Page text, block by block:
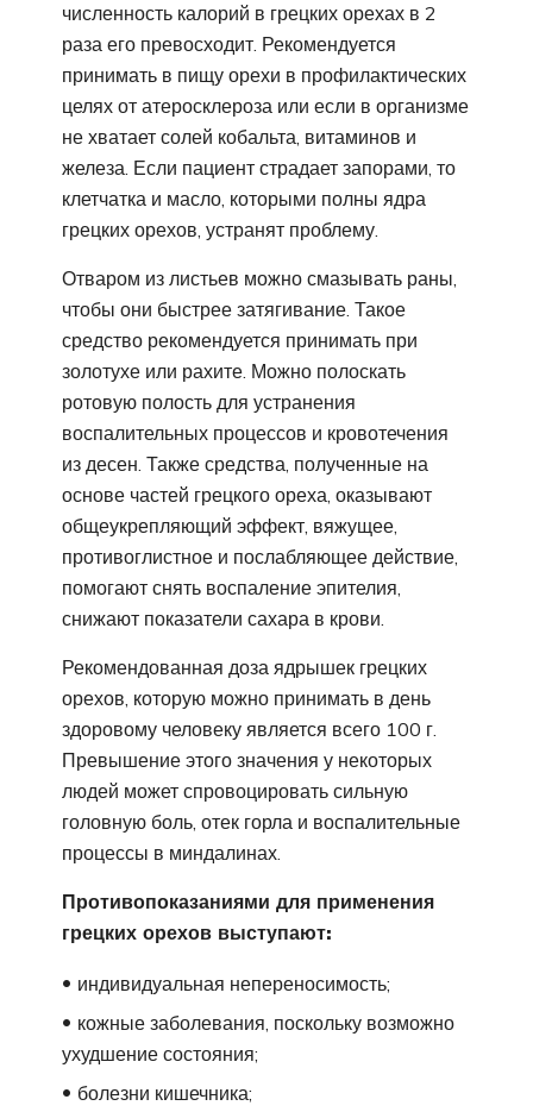
численность калорий в грецких орехах в 2
раза его превосходит. Рекомендуется
принимать в пищу орехи в профилактических
целях от атеросклероза или если в организме
не хватает солей кобальта, витаминов и
железа. Если пациент страдает запорами, то
клетчатка и масло, которыми полны ядра
грецких орехов, устранят проблему.
Отваром из листьев можно смазывать раны,
чтобы они быстрее затягивание. Такое
средство рекомендуется принимать при
золотухе или рахите. Можно полоскать
ротовую полость для устранения
воспалительных процессов и кровотечения
из десен. Также средства, полученные на
основе частей грецкого ореха, оказывают
общеукрепляющий эффект, вяжущее,
противоглистное и послабляющее действие,
помогают снять воспаление эпителия,
снижают показатели сахара в крови.
Рекомендованная доза ядрышек грецких
орехов, которую можно принимать в день
здоровому человеку является всего 100 г.
Превышение этого значения у некоторых
людей может спровоцировать сильную
головную боль, отек горла и воспалительные
процессы в миндалинах.
Противопоказаниями для применения
грецких орехов выступают:
индивидуальная непереносимость;
кожные заболевания, поскольку возможно
ухудшение состояния;
болезни кишечника;